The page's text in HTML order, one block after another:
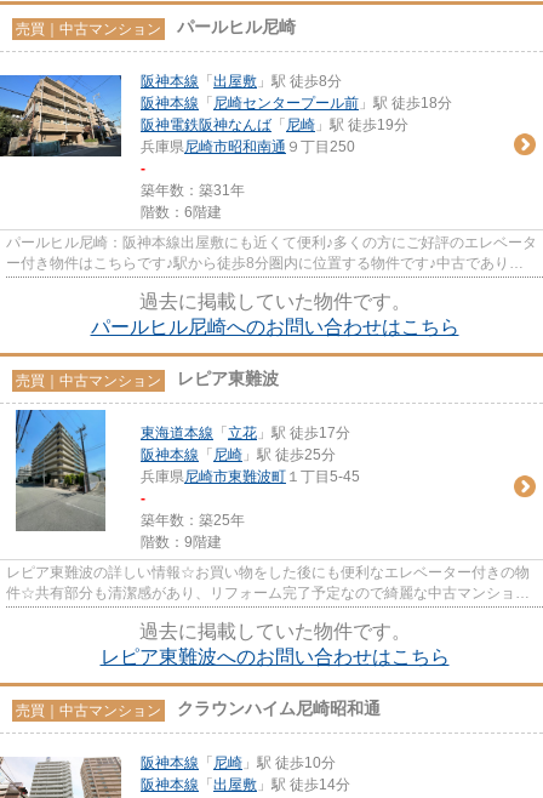
売買｜中古マンション パールヒル尼崎
阪神本線 「 出屋敷 」駅 徒歩8分
阪神本線 「 尼崎センタープール前 」駅 徒歩18分
阪神電鉄阪神なんば 「 尼崎 」駅 徒歩19分
兵庫県尼崎市昭和南通 ９丁目250
-
築年数：築31年
階数：6階建
パールヒル尼崎：阪神本線出屋敷にも近くて便利♪多くの方にご好評のエレベータ
ー付き物件はこちらです♪駅から徒歩8分圏内に位置する物件です♪中古でありな
過去に掲載していた物件です。
パールヒル尼崎へのお問い合わせはこちら
売買｜中古マンション レピア東難波
東海道本線 「 立花 」駅 徒歩17分
阪神本線 「 尼崎 」駅 徒歩25分
兵庫県尼崎市東難波町 １丁目5-45
-
築年数：築25年
階数：9階建
レピア東難波の詳しい情報☆お買い物をした後にも便利なエレベーター付きの物
件☆共有部分も清潔感があり、リフォーム完了予定なので綺麗な中古マンション
過去に掲載していた物件です。
レピア東難波へのお問い合わせはこちら
売買｜中古マンション クラウンハイム尼崎昭和通
阪神本線 「 尼崎 」駅 徒歩10分
阪神本線 「 出屋敷 」駅 徒歩14分